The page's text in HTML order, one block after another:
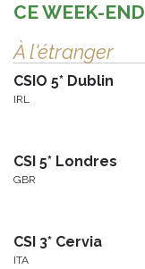
CE WEEK-END
À l'étranger
CSIO 5* Dublin
IRL
CSI 5* Londres
GBR
CSI 3* Cervia
ITA